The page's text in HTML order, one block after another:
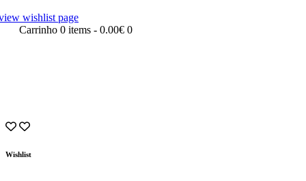
wishlist page
Carrinho 0 items - 0.00€ 0
Wishlist